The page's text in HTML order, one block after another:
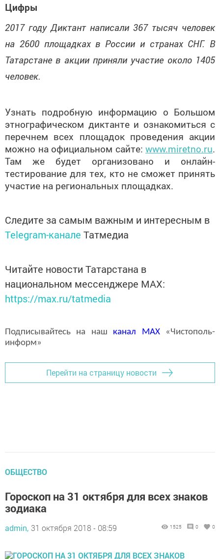
Цифры
2017 году Диктант написали 367 тысяч человек
на 2600 площадках в России и странах СНГ. В
Татарстане в акции приняли участие около 1405
человек.
Узнать подробную информацию о Большом
этнографическом диктанте и ознакомиться с
перечнем всех площадок проведения акции
можно на официальном сайте: www.miretno.ru.
Там же будет организовано и онлайн-
тестирование для тех, кто не сможет принять
участие на региональных площадках.
Следите за самым важным и интересным в
Telegram-канале Татмедиа
Читайте новости Татарстана в
национальном мессенджере MАХ:
https://max.ru/tatmedia
Подписывайтесь на наш канал MAX«Чистополь-
информ»
Перейти на страницу новости
ОБЩЕСТВО
Гороскоп на 31 октября для всех знаков
зодиака
admin, 31 октября 2018 - 08:59 1525 0 0